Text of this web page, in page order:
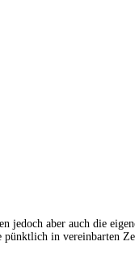
jedoch aber auch die
in vereinbarten